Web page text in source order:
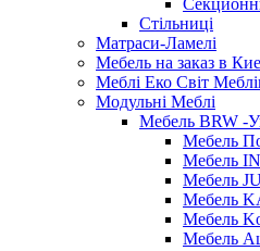
Стільниці
Матраси-Ламелі
Мебель на заказ в
Меблі Еко Світ
Модульні Меблі
Мебель BRW -
Мебель
Мебель
Мебель
Мебель
Мебель
Мебель